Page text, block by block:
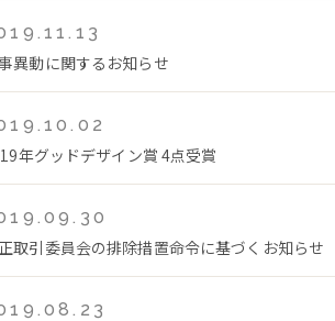
異動に関するお知らせ
年グッドデザイン賞 4点受賞
取引委員会の排除措置命令に基づくお知らせ